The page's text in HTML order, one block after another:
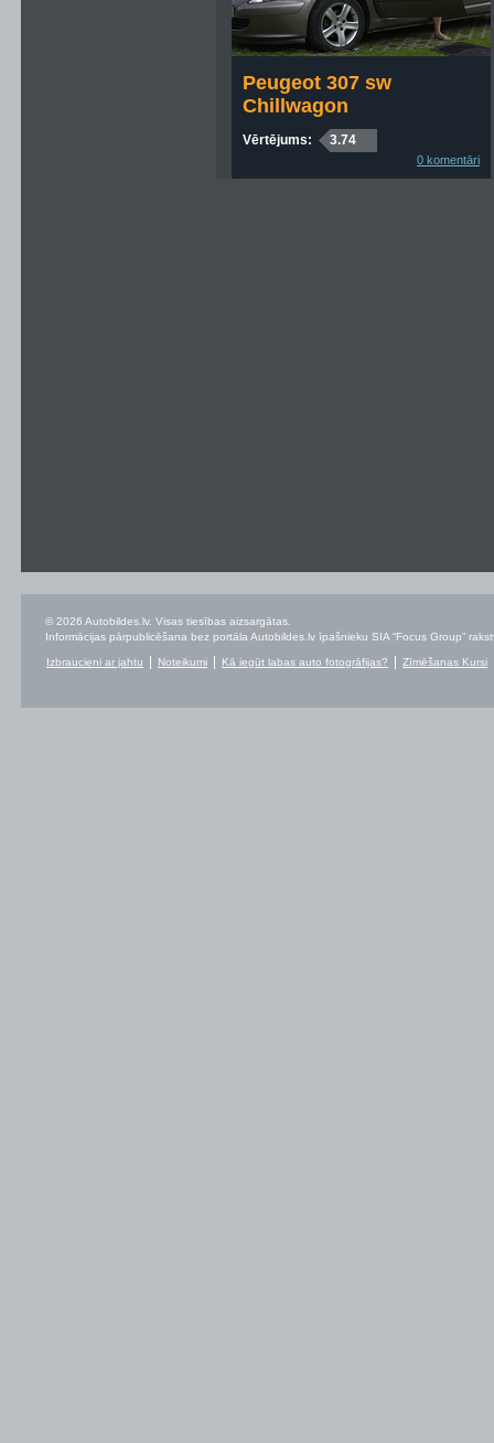
Peugeot 307 sw
Chillwagon
Vērtējums: 3.74
0 komentāri
© 2026 Autobildes.lv. Visas tiesības aizsargātas.
Informācijas pārpublicēšana bez portāla Autobildes.lv īpašnieku SIA “Focus Group”
Izbraucieni ar jahtu Noteikumi Kā iegūt labas auto fotogrāfijas? Zīmēšanas Kursi